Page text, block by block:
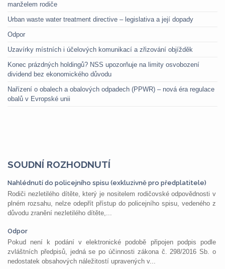
manželem rodiče
Urban waste water treatment directive – legislativa a její dopady
Odpor
Uzavírky místních i účelových komunikací a zřizování objížděk
Konec prázdných holdingů? NSS upozorňuje na limity osvobození
dividend bez ekonomického důvodu
Nařízení o obalech a obalových odpadech (PPWR) – nová éra regulace
obalů v Evropské unii
SOUDNÍ ROZHODNUTÍ
Nahlédnutí do policejního spisu (exkluzivně pro předplatitele)
Rodiči nezletilého dítěte, který je nositelem rodičovské odpovědnosti v
plném rozsahu, nelze odepřít přístup do policejního spisu, vedeného z
důvodu zranění nezletilého dítěte,...
Odpor
Pokud není k podání v elektronické podobě připojen podpis podle
zvláštních předpisů, jedná se po účinnosti zákona č. 298/2016 Sb. o
nedostatek obsahových náležitostí upravených v...